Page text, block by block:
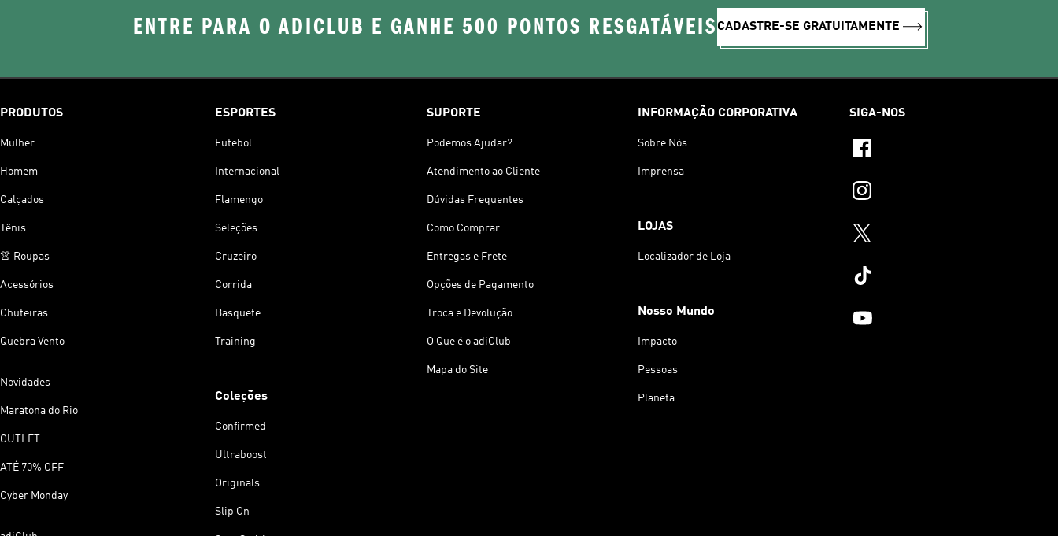
ENTRE PARA O ADICLUB E GANHE 500 PONTOS RESGATÁVEIS CADASTRE-SE GRATUITAMENTE
PRODUTOS
Mulher
Homem
Calçados
Tênis
👚 Roupas
Acessórios
Chuteiras
Quebra Vento
Novidades
Maratona do Rio
OUTLET
ATÉ 70% OFF
Cyber Monday
ESPORTES
Futebol
Internacional
Flamengo
Seleções
Cruzeiro
Corrida
Basquete
Training
Coleções
Confirmed
Ultraboost
Originals
Slip On
SUPORTE
Podemos Ajudar?
Atendimento ao Cliente
Dúvidas Frequentes
Como Comprar
Entregas e Frete
Opções de Pagamento
Troca e Devolução
O Que é o adiClub
Mapa do Site
INFORMAÇÃO CORPORATIVA
Sobre Nós
Imprensa
LOJAS
Localizador de Loja
Nosso Mundo
Impacto
Pessoas
Planeta
SIGA-NOS